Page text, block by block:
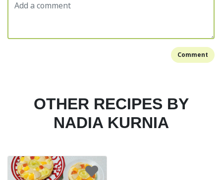
Comment
OTHER RECIPES BY
NADIA KURNIA